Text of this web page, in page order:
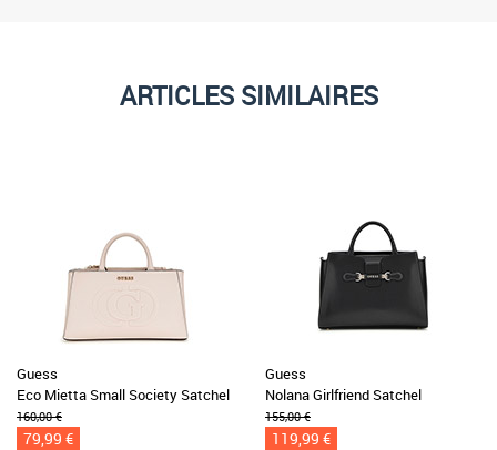
ARTICLES SIMILAIRES
Guess
Eco Mietta Small Society Satchel
160,00 €
79,99 €
Guess
Nolana Girlfriend Satchel
155,00 €
119,99 €